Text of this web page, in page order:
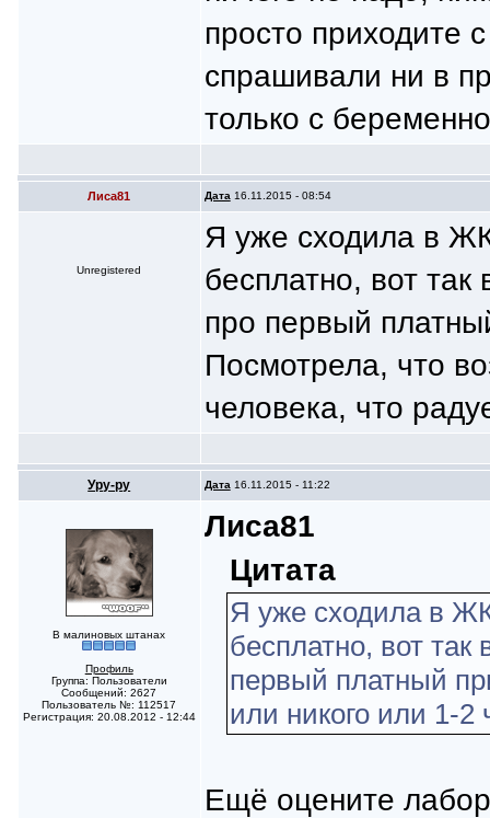
просто приходите
спрашивали ни в
только с
Лиса81 Дата 16.11.2015 - 08:54
Unregistered
Я уже сходила в
бесплатно, вот
про первый
Посмотрела, что
человека, что
Уру-ру Дата 16.11.2015 - 11:22
В малиновых штанах
Профиль
Группа: Пользователи
Сообщений: 2627
Пользователь №: 112517
Регистрация: 20.08.2012 - 12:44
Лиса81
Цитата
Я уже сходила в
бесплатно, вот
первый платный
или никого или 1-2
Ещё оцените